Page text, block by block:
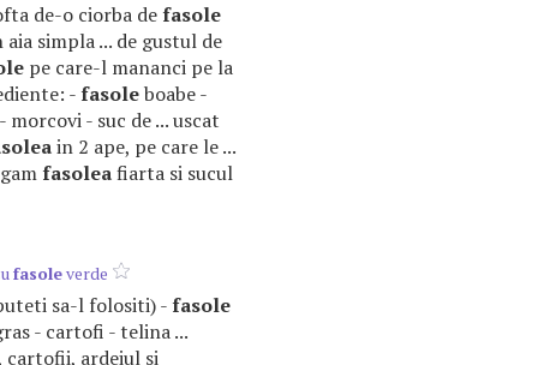
de-o ciorba defasole
aia simpla ... de gustul de
pe care-l mananci pe la
-fasoleboabe -
- suc de ... uscat
in 2 ape, pe care le ...
fasoleafiarta si sucul
fasoleverde
sa-l folositi) -fasole
- cartofi - telina ...
ardeiul si